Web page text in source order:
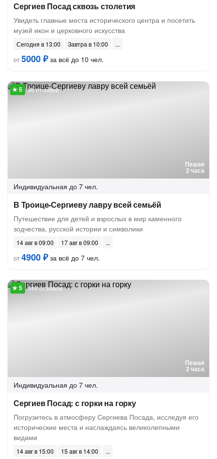
Сергиев Посад сквозь столетия
Увидеть главные места исторического центра и посетить
музей икон и церковного искусства
Сегодня в 13:00
Завтра в 10:00
от5000 ₽за всё до 10 чел.
Пешая
2 часа
86 отзывов
Индивидуальная до 7 чел.
В Троице-Сергиеву лавру всей семьёй
Путешествие для детей и взрослых в мир каменного
зодчества, русской истории и символики
14 авг в 09:00
17 авг в 09:00
от4900 ₽за всё до 7 чел.
Пешая
2 часа
349 отзывов
Индивидуальная до 7 чел.
Сергиев Посад: с горки на горку
Погрузитесь в атмосферу Сергиева Посада, исследуя его
исторические места и наслаждаясь великолепными
видами
14 авг в 15:00
15 авг в 14:00